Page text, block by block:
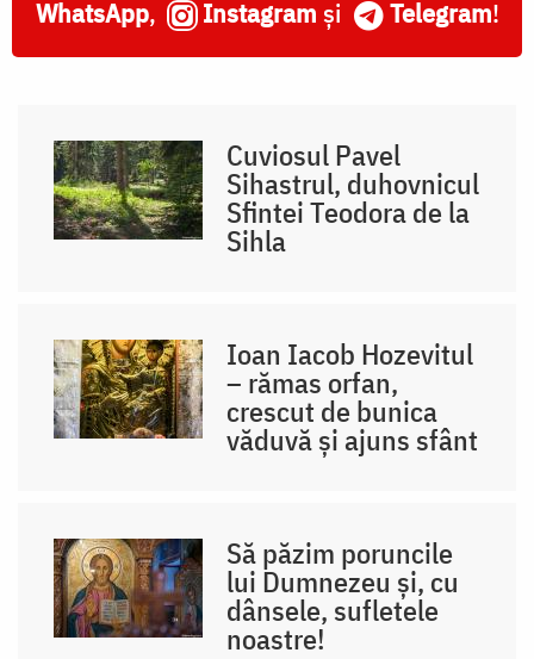
WhatsApp, Instagram și Telegram!
Cuviosul Pavel
Sihastrul, duhovnicul
Sfintei Teodora de la
Sihla
Ioan Iacob Hozevitul
– rămas orfan,
crescut de bunica
văduvă și ajuns sfânt
Să păzim poruncile
lui Dumnezeu și, cu
dânsele, sufletele
noastre!